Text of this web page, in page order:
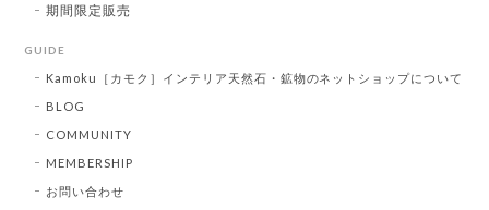
期間限定販売
GUIDE
Kamoku［カモク］インテリア天然石・鉱物のネットショップについて
BLOG
COMMUNITY
MEMBERSHIP
お問い合わせ